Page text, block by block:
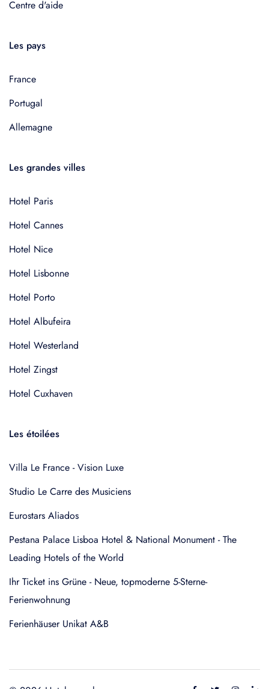
Centre d'aide
Les pays
France
Portugal
Allemagne
Les grandes villes
Hotel Paris
Hotel Cannes
Hotel Nice
Hotel Lisbonne
Hotel Porto
Hotel Albufeira
Hotel Westerland
Hotel Zingst
Hotel Cuxhaven
Les étoilées
Villa Le France - Vision Luxe
Studio Le Carre des Musiciens
Eurostars Aliados
Pestana Palace Lisboa Hotel & National Monument - The
Leading Hotels of the World
Ihr Ticket ins Grüne - Neue, topmoderne 5-Sterne-
Ferienwohnung
Ferienhäuser Unikat A&B